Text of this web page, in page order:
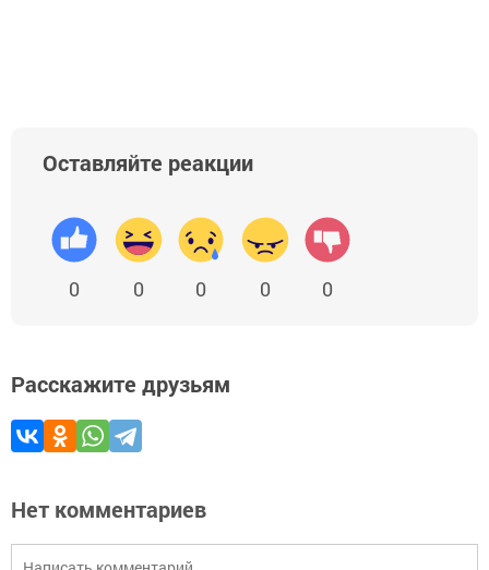
Оставляйте реакции
0 0 0 0 0
Расскажите друзьям
Нет комментариев